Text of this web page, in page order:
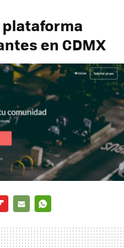
plataforma
en CDMX
MAIL